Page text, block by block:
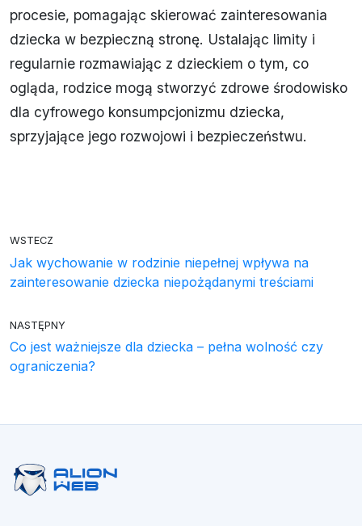
procesie, pomagając skierować zainteresowania
dziecka w bezpieczną stronę. Ustalając limity i
regularnie rozmawiając z dzieckiem o tym, co
ogląda, rodzice mogą stworzyć zdrowe środowisko
dla cyfrowego konsumpcjonizmu dziecka,
sprzyjające jego rozwojowi i bezpieczeństwu.
WSTECZ
Jak wychowanie w rodzinie niepełnej wpływa na
zainteresowanie dziecka niepożądanymi treściami
NASTĘPNY
Co jest ważniejsze dla dziecka – pełna wolność czy
ograniczenia?